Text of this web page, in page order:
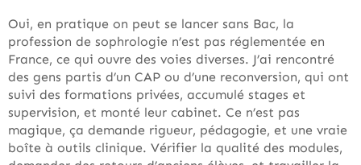
Oui, en pratique on peut se lancer sans Bac, la
profession de sophrologie n’est pas réglementée en
France, ce qui ouvre des voies diverses. J’ai rencontré
des gens partis d’un CAP ou d’une reconversion, qui ont
suivi des formations privées, accumulé stages et
supervision, et monté leur cabinet. Ce n’est pas
magique, ça demande rigueur, pédagogie, et une vraie
boîte à outils clinique. Vérifier la qualité des modules,